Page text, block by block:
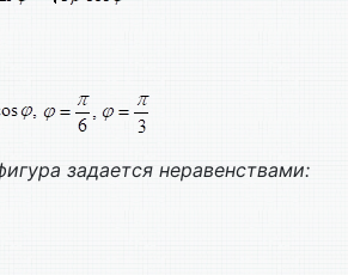
задается неравенствами: